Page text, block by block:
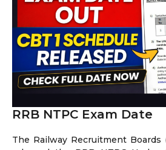
RRB NTPC Exam Date
The Railway Recruitment Boards